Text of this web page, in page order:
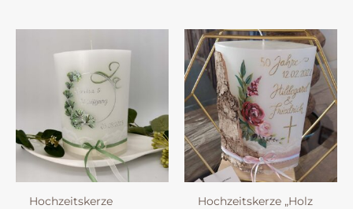
Hochzeitskerze
Hochzeitskerze „Holz